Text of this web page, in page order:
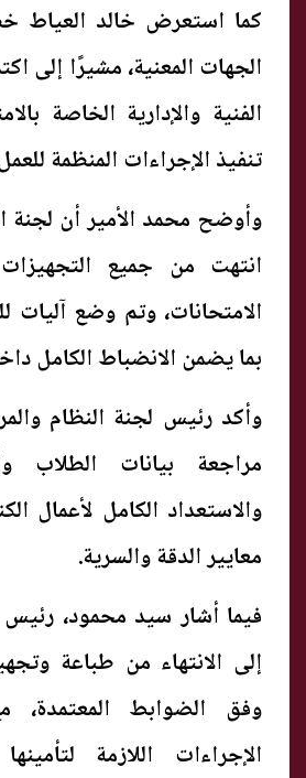
كما استعرض خالد العياط
الجهات المعنية، مشيرًا إلى
الفنية والإدارية الخاصة
تنفيذ الإجراءات المنظمة
وأوضح محمد الأمير أن لجنة
انتهت من جميع
الامتحانات، وتم وضع آليات
بما يضمن الانضباط الكامل
وأكد رئيس لجنة النظام
مراجعة بيانات الطلاب
والاستعداد الكامل لأعمال
معايير الدقة والسرية.
فيما أشار سيد محمود، رئيس
إلى الانتهاء من طباعة
وفق الضوابط المعتمدة،
الإجراءات اللازمة